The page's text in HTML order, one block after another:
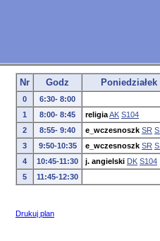
Nr Godz Poniedziałek
0
6:30- 8:00
1
8:00- 8:45 religiaAK S104
2
8:55- 9:40 e_wczesnoszk SR
3
9:50-10:35 e_wczesnoszk SR
4
10:45-11:30 j. angielski DK S104
5
11:45-12:30
Drukuj plan